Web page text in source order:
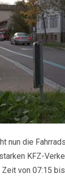
nun die
KFZ-
von 07:15